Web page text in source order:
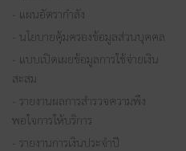
- แผนอัตรากำลัง
- นโยบายคุ้มครองข้อมูลส่วนบุคคล
- แบบเปิดเผยข้อมูลการใช้จ่ายเงิน
สะสม
- รายงานผลการสำรวจความพึง
พอใจการให้บริการ
- รายงานการเงินประจำปี